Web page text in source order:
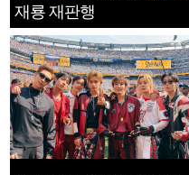
재룡 재판행